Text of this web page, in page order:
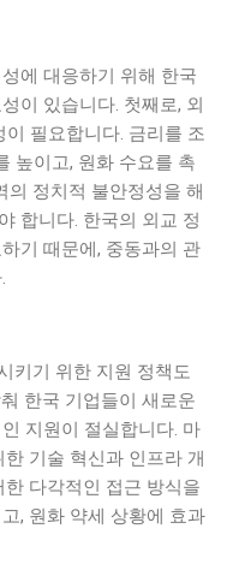
에 대응하기 위해 한국
이 있습니다. 첫째로, 외
필요합니다. 금리를 조
높이고, 원화 수요를 촉
의 정치적 불안정성을 해
합니다. 한국의 외교 정
기 때문에, 중동과의 관
키기 위한 지원 정책도
한국 기업들이 새로운
지원이 절실합니다. 마
기술 혁신과 인프라 개
다각적인 접근 방식을
, 원화 약세 상황에 효과